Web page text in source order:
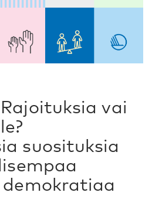
vai
suosituksia